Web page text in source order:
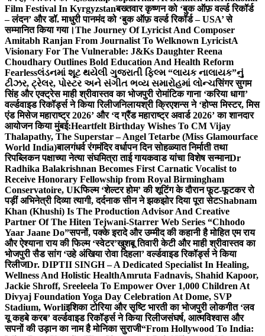
Film Festival In Kyrgyzstanबख्तवार कृष्णन को ‘बुक ऑफ़ वर्ल्ड रिकॉर्ड
– लंदन’ और डॉ. माधुरी पानमंद को ‘बुक ऑफ़ वर्ल्ड रिकॉर्ड – USA’ से
सम्मानित किया गया।The Journey Of Lyricist And Composer
Amitabh Ranjan From Journalist To Welknown LyricistA
Visionary For The Vulnerable: J&Ks Daughter Reena
Choudhary Outlines Bold Education And Health Reform
Fearlessલંડનમાં શૂટ થયેલી ગુજરાતી ફિલ્મ “લાયક નાલાયક”નું
ટીઝર, ટ્રેલર, પોસ્ટર અને સંગીત ભવ્ય સમારોહમાં લોન્ચसिंगर सुगम
सिंह और एक्ट्रेस माही श्रीवास्तव का भोजपुरी रोमांटिक गाना ‘करिया धागा’
वर्ल्डवाइड रिकॉर्ड्स ने किया रिलीजनिलायश्री क्रिएशन्स ने ‘होप्स मिस्टर, मिस
एंड मिसेज महाराष्ट्र 2026’ और ‘द ग्रैंड महाराष्ट्र अवार्ड 2026’ का शानदार
आयोजन किया मुंबई:Heartfelt Birthday Wishes To CM Vijay
Thalapathy, The Superstar – Angel Tetarbe (Miss Glamourface
World India)बालगंधर्व रंगमंदिर वर्धापन दिन सोहळ्यात निर्माती तथा
रिपब्लिकन पक्षाच्या नेत्या संघमित्रा ताई गायकवाड यांचा विशेष सन्मानDr
Radhika Balakrishnan Becomes First Carnatic Vocalist to
Receive Honorary Fellowship from Royal Birmingham
Conservatoire, UKफिल्म ‘शेल्टर होम’ की शूटिंग के दौरान फूट-फूटकर रो
पड़ीं अभिनेत्री दिव्या त्यागी, दर्दनाक सीन ने झकझोर दिया पूरा सेटShabnam
Khan (Khushi) Is The Production Advisor And Creative
Partner Of The Hiten Tejwani-Starrer Web Series “Chhodo
Yaar Jaane Do”सपनों, पक्के इरादे और उम्मीद की कहानी है मोहित एम राय
और ऐश्याना राय की फिल्म ‘स्वेटर’खुशबू तिवारी केटी और माही श्रीवास्तव का
भोजपुरी सैड सांग ‘उहे अंखिया रोवा दिहला’ वर्ल्डवाइड रिकॉर्ड्स ने किया
रिलीजDr. DIPTII SINGH – A Dedicated Specialist In Healing,
Wellness And Holistic HealthAmruta Fadnavis, Shahid Kapoor,
Jackie Shroff, Sreeleela To Empower Over 1,000 Children At
Divyaj Foundation Yoga Day Celebration At Dome, SVP
Stadium, Worliइशिका टोरिया और सृष्टि भारती का भोजपुरी लोकगीत ‘लव
यू कहबे करब’ वर्ल्डवाइड रिकॉर्ड्स ने किया रिलीजसंघर्ष, आत्मविश्वास और
सपनों की उड़ान का नाम है मोनिका सुराजी“From Hollywood To India: